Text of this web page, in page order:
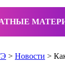
> Новости >